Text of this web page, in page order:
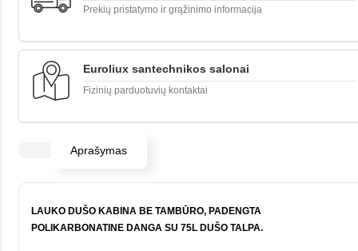
Prekių pristatymo ir grąžinimo informacija
Euroliux santechnikos salonai
Fizinių parduotuvių kontaktai
Aprašymas
LAUKO DUŠO KABINA BE TAMBŪRO, PADENGTA
POLIKARBONATINE DANGA SU 75L DUŠO TALPA.